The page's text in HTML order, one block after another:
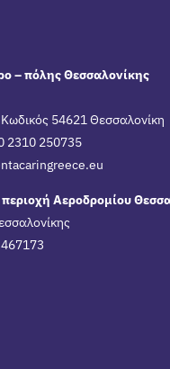
– πόλης Θεσσαλονίκης
54621 Θεσσαλονίκη
2310 250735
Αεροδρομίου